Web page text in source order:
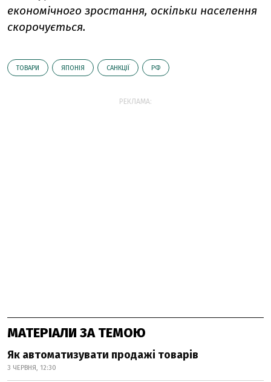
економічного зростання, оскільки населення
скорочується.
ТОВАРИ ЯПОНІЯ САНКЦІЇ РФ
РЕКЛАМА:
МАТЕРІАЛИ ЗА ТЕМОЮ
Як автоматизувати продажі товарів
3 ЧЕРВНЯ, 12:30